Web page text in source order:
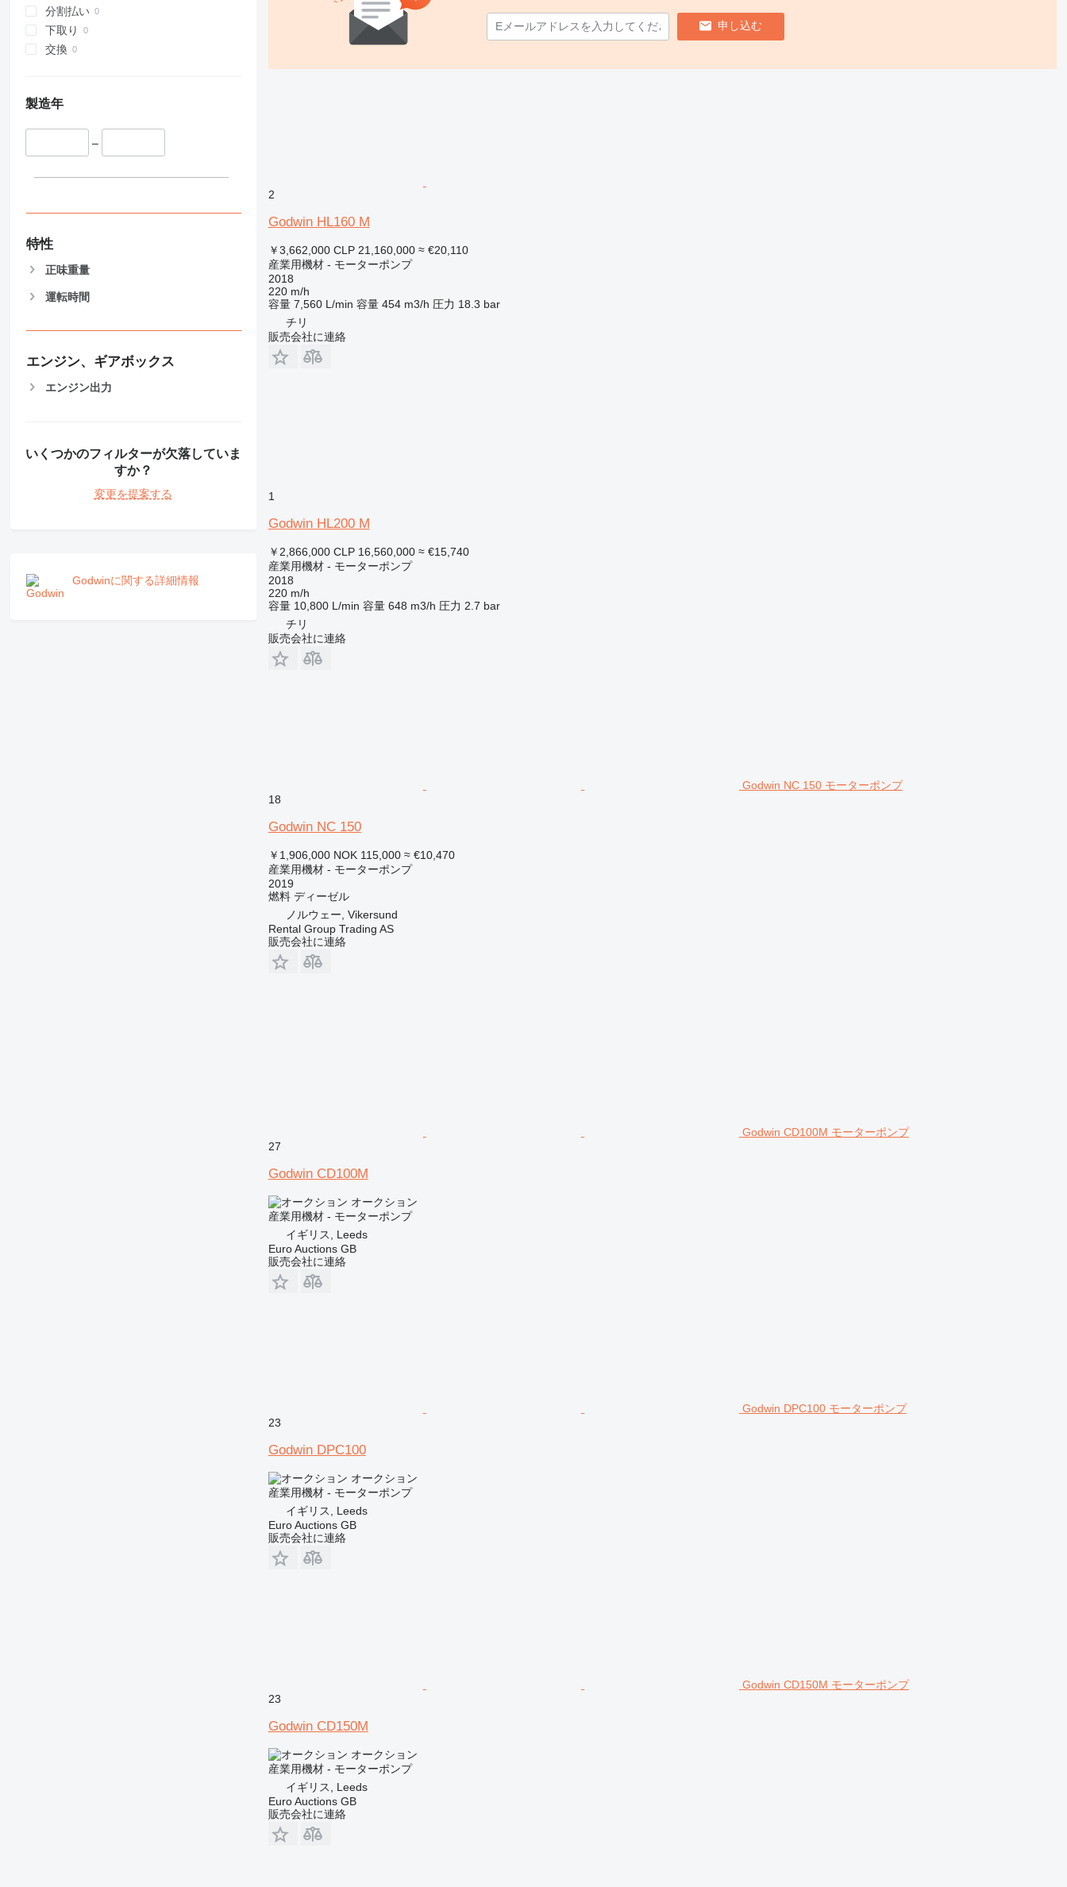
分割払い
下取り
交換
製造年
–
特性
正味重量
運転時間
エンジン、ギアボックス
エンジン出力
いくつかのフィルターが欠落していま
すか？
変更を提案する
Godwinに関する詳細情報
申し込む
2
Godwin HL160 M
￥3,662,000 CLP 21,160,000 ≈ €20,110
産業用機材 - モーターポンプ
2018
220 m/h
容量 7,560 L/min 容量 454 m3/h 圧力 18.3 bar
チリ
販売会社に連絡
1
Godwin HL200 M
￥2,866,000 CLP 16,560,000 ≈ €15,740
産業用機材 - モーターポンプ
2018
220 m/h
容量 10,800 L/min 容量 648 m3/h 圧力 2.7 bar
チリ
販売会社に連絡
Godwin NC 150 モーターポンプ
18
Godwin NC 150
￥1,906,000 NOK 115,000 ≈ €10,470
産業用機材 - モーターポンプ
2019
燃料 ディーゼル
ノルウェー, Vikersund
Rental Group Trading AS
販売会社に連絡
Godwin CD100M モーターポンプ
27
Godwin CD100M
オークション
産業用機材 - モーターポンプ
イギリス, Leeds
Euro Auctions GB
販売会社に連絡
Godwin DPC100 モーターポンプ
23
Godwin DPC100
オークション
産業用機材 - モーターポンプ
イギリス, Leeds
Euro Auctions GB
販売会社に連絡
Godwin CD150M モーターポンプ
23
Godwin CD150M
オークション
産業用機材 - モーターポンプ
イギリス, Leeds
Euro Auctions GB
販売会社に連絡